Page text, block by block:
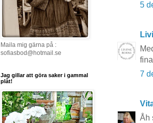
5
7
Åh
Maila mig gärna på :
sofiasbod@hotmail.se
Jag gillar att göra saker i gammal
plåt!